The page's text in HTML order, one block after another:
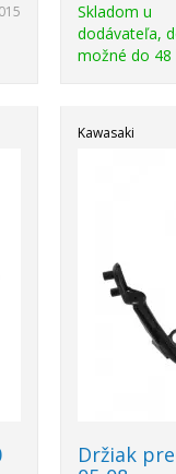
Skladom u
dodávateľa,
možné do 48
Kawasaki
Držiak